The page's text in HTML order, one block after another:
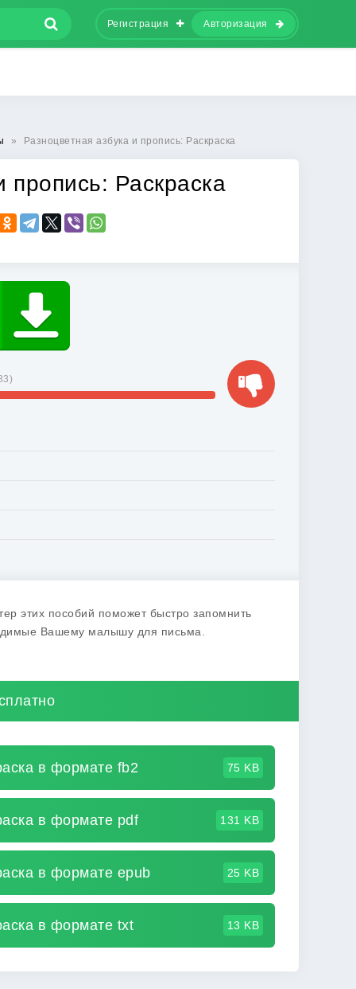
Регистрация Авторизация
» Разноцветная азбука и пропись: Раскраска
пропись: Раскраска
)
этих пособий поможет быстро запомнить
Вашему малышу для письма.
в формате fb2 75 KB
в формате pdf 131 KB
в формате epub 25 KB
в формате txt 13 KB